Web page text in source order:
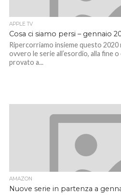
APPLE TV
Cosa ci siamo persi – gennaio
Ripercorriamo insieme questo
ovvero le serie all’esordio, alla fine
provato a...
AMAZON
Nuove serie in partenza a